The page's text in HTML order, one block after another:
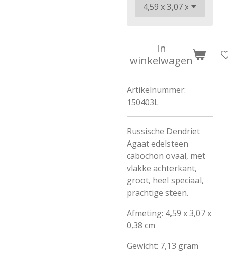
In
winkelwagen
Artikelnummer:
150403L
Russische Dendriet
Agaat edelsteen
cabochon ovaal, met
vlakke achterkant,
groot, heel speciaal,
prachtige steen.
Afmeting: 4,59 x 3,07 x
0,38 cm
Gewicht: 7,13 gram